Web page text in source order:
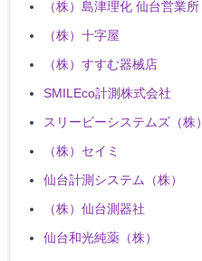
（株）島津理化 仙台営業所
（株）十字屋
（株）すすむ器械店
SMILEco計測株式会社
スリービーシステムズ（株）
（株）セイミ
仙台計測システム（株）
（株）仙台測器社
仙台和光純薬（株）